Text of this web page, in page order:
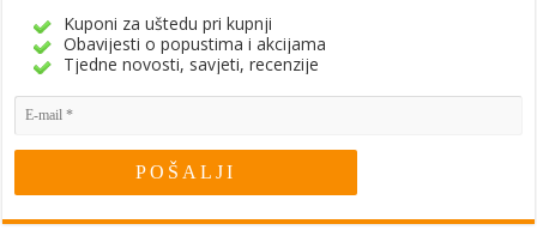
Kuponi za uštedu pri kupnji
Obavijesti o popustima i akcijama
Tjedne novosti, savjeti, recenzije